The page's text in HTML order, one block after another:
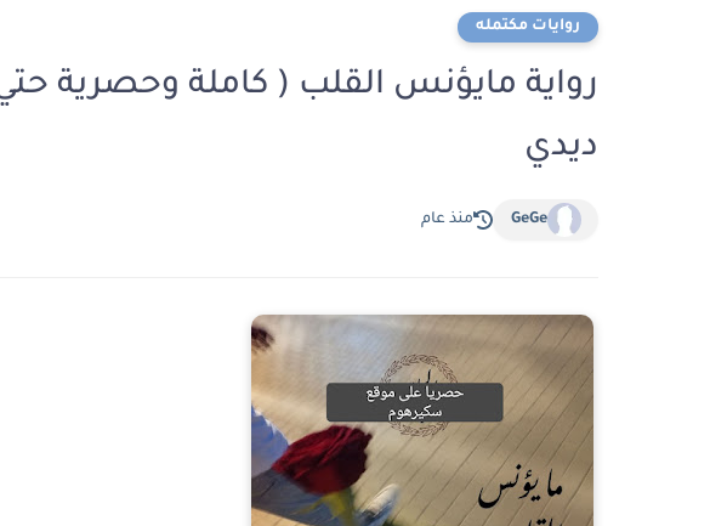
روايات مكتمله
رواية مايؤنس القلب ( كاملة وحصرية
ديدي
GeGe منذ عام